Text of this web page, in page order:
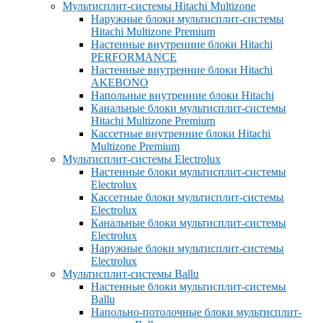
Мультисплит-системы Hitachi Multizone
Наружные блоки мультисплит-системы
Hitachi Multizone Premium
Настенные внутренние блоки Hitachi
PERFORMANCE
Настенные внутренние блоки Hitachi
AKEBONO
Напольные внутренние блоки Hitachi
Канальные блоки мультисплит-системы
Hitachi Multizone Premium
Кассетные внутренние блоки Hitachi
Multizone Premium
Мультисплит-системы Electrolux
Настенные блоки мультисплит-системы
Electrolux
Кассетные блоки мультисплит-системы
Electrolux
Канальные блоки мультисплит-системы
Electrolux
Наружные блоки мультисплит-системы
Electrolux
Мультисплит-системы Ballu
Настенные блоки мультисплит-системы
Ballu
Напольно-потолочные блоки мультисплит-